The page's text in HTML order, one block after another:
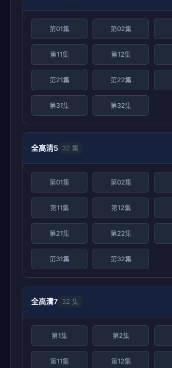
第01集 第02集
第11集 第12集
第21集 第22集
第31集 第32集
全高清5 32 集
第01集 第02集
第11集 第12集
第21集 第22集
第31集 第32集
全高清7 32 集
第1集 第2集
第11集 第12集